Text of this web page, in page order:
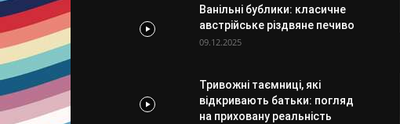
Ванільні бублики: класичне
австрійське різдвяне печиво
09.12.2025
Тривожні таємниці, які
відкривають батьки: погляд
на приховану реальність